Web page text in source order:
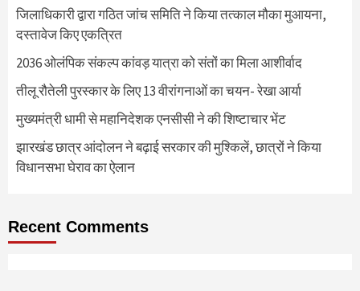
जिलाधिकारी द्वारा गठित जांच समिति ने किया तत्काल मौका मुआयना,
दस्तावेज किए एकत्रित
2036 ओलंपिक संकल्प कांवड़ यात्रा को संतों का मिला आशीर्वाद
तीलू रौतेली पुरस्कार के लिए 13 वीरांगनाओं का चयन- रेखा आर्या
मुख्यमंत्री धामी से महानिदेशक एनसीसी ने की शिष्टाचार भेंट
झारखंड छात्र आंदोलन ने बढ़ाई सरकार की मुश्किलें, छात्रों ने किया
विधानसभा घेराव का ऐलान
Recent Comments